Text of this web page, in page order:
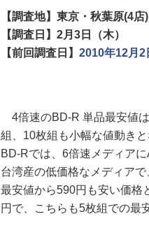
【調査地】東京・秋葉原(4店)
【調査日】2月3日（木）
【前回調査日】 2010年12月2
4倍速のBD-R 単品最安値
組、10枚組も小幅な値動き
BD-Rでは、6倍速メディア
台湾産の低価格なメディア
最安値から590円も安い価格
円で、こちらも5枚組での最